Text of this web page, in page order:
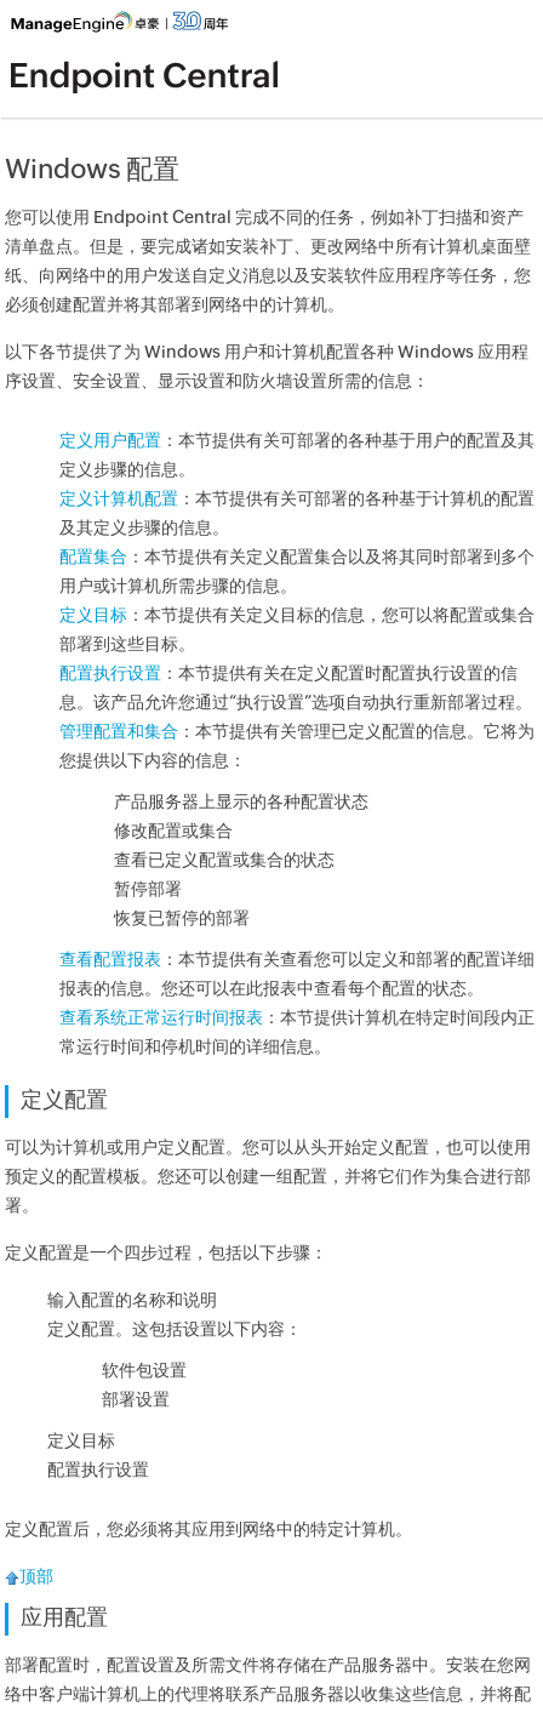
Windows 配置
您可以使用 Endpoint Central 完成不同的任务，例如补丁扫描和资产
清单盘点。但是，要完成诸如安装补丁、更改网络中所有计算机桌面壁
纸、向网络中的用户发送自定义消息以及安装软件应用程序等任务，您
必须创建配置并将其部署到网络中的计算机。
以下各节提供了为 Windows 用户和计算机配置各种 Windows 应用程
序设置、安全设置、显示设置和防火墙设置所需的信息：
定义用户配置 ：本节提供有关可部署的各种基于用户的配置及其
定义步骤的信息。
定义计算机配置 ：本节提供有关可部署的各种基于计算机的配置
及其定义步骤的信息。
配置集合 ：本节提供有关定义配置集合以及将其同时部署到多个
用户或计算机所需步骤的信息。
定义目标 ：本节提供有关定义目标的信息，您可以将配置或集合
部署到这些目标。
配置执行设置 ：本节提供有关在定义配置时配置执行设置的信
息。该产品允许您通过“执行设置”选项自动执行重新部署过程。
管理配置和集合 ：本节提供有关管理已定义配置的信息。它将为
您提供以下内容的信息：
产品服务器上显示的各种配置状态
修改配置或集合
查看已定义配置或集合的状态
暂停部署
恢复已暂停的部署
查看配置报表 ：本节提供有关查看您可以定义和部署的配置详细
报表的信息。您还可以在此报表中查看每个配置的状态。
查看系统正常运行时间报表 ：本节提供计算机在特定时间段内正
常运行时间和停机时间的详细信息。
定义配置
可以为计算机或用户定义配置。您可以从头开始定义配置，也可以使用
预定义的配置模板。您还可以创建一组配置，并将它们作为集合进行部
署。
定义配置是一个四步过程，包括以下步骤：
输入配置的名称和说明
定义配置。这包括设置以下内容：
软件包设置
部署设置
定义目标
配置执行设置
定义配置后，您必须将其应用到网络中的特定计算机。
顶部
应用配置
部署配置时，配置设置及所需文件将存储在产品服务器中。安装在您网
络中客户端计算机上的代理将联系产品服务器以收集这些信息，并将配